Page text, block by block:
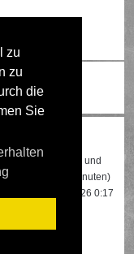
zu
zu
die
Sie
0 unsichtbare und
der letzten 5 Minuten)
die am 13.04.2026 0:17